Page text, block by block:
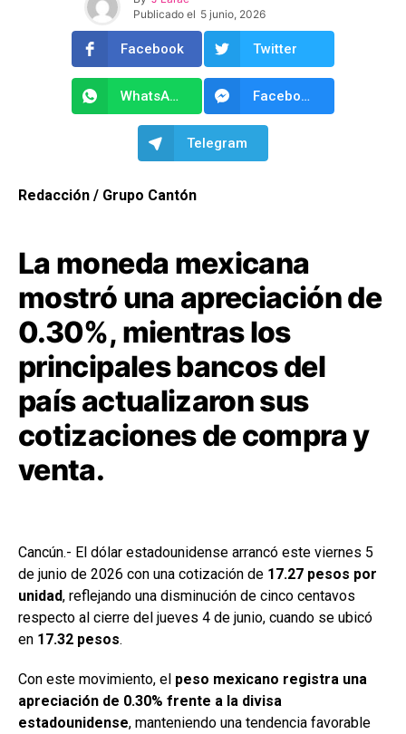
Publicado el 5 junio, 2026
Facebook Twitter
WhatsApp Facebook Messenger
Telegram
Redacción / Grupo Cantón
La moneda mexicana
mostró una apreciación de
0.30%, mientras los
principales bancos del
país actualizaron sus
cotizaciones de compra y
venta.
Cancún.- El dólar estadounidense arrancó este viernes 5
de junio de 2026 con una cotización de 17.27 pesos por
unidad, reflejando una disminución de cinco centavos
respecto al cierre del jueves 4 de junio, cuando se ubicó
en 17.32 pesos.
Con este movimiento, el peso mexicano registra una
apreciación de 0.30% frente a la divisa
estadounidense, manteniendo una tendencia favorable